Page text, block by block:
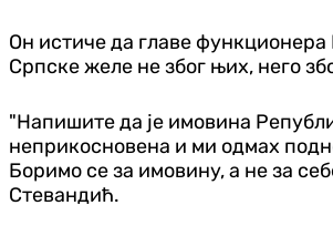
Он истиче да главе
Српске желе не због њих, него
"Напишите да је имовина
неприкосновена и ми одмах
Боримо се за имовину, а не за
Стевандић.